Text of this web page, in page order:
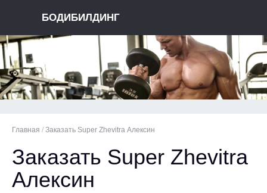
БОДИБИЛДИНГ
Главная / Заказать Super Zhevitra Алексин
Заказать Super Zhevitra
Алексин